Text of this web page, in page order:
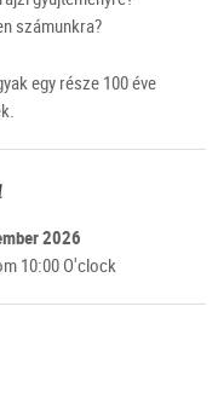
számunkra?
egy része 100 éve
2026
10:00 O'clock